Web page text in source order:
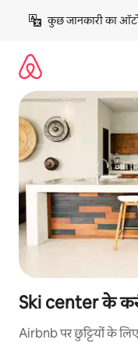
छोड़कर
कॉन्टेंट
कुछ जानकारी का
Ski center के
Airbnb पर छुट्टियों के